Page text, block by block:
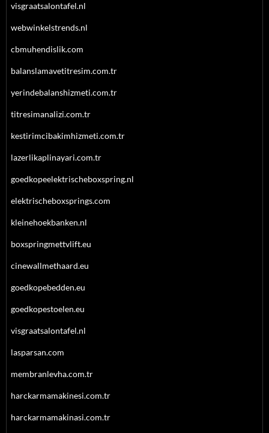
visgraatsalontafel.nl
webwinkelstrends.nl
cbmuhendislik.com
balanslamavetitresim.com.tr
yerindebalanshizmeti.com.tr
titresimanalizi.com.tr
kestirimcibakimhizmeti.com.tr
lazerlikaplinayari.com.tr
goedkopeelektrischeboxspring.nl
elektrischeboxsprings.com
kleinehoekbanken.nl
boxspringmettvlift.eu
cinewallmethaard.eu
goedkopebedden.eu
goedkopestoelen.eu
visgraatsalontafel.nl
lasparsan.com
membranlevha.com.tr
harckarmamakinesi.com.tr
harckarmamakinasi.com.tr